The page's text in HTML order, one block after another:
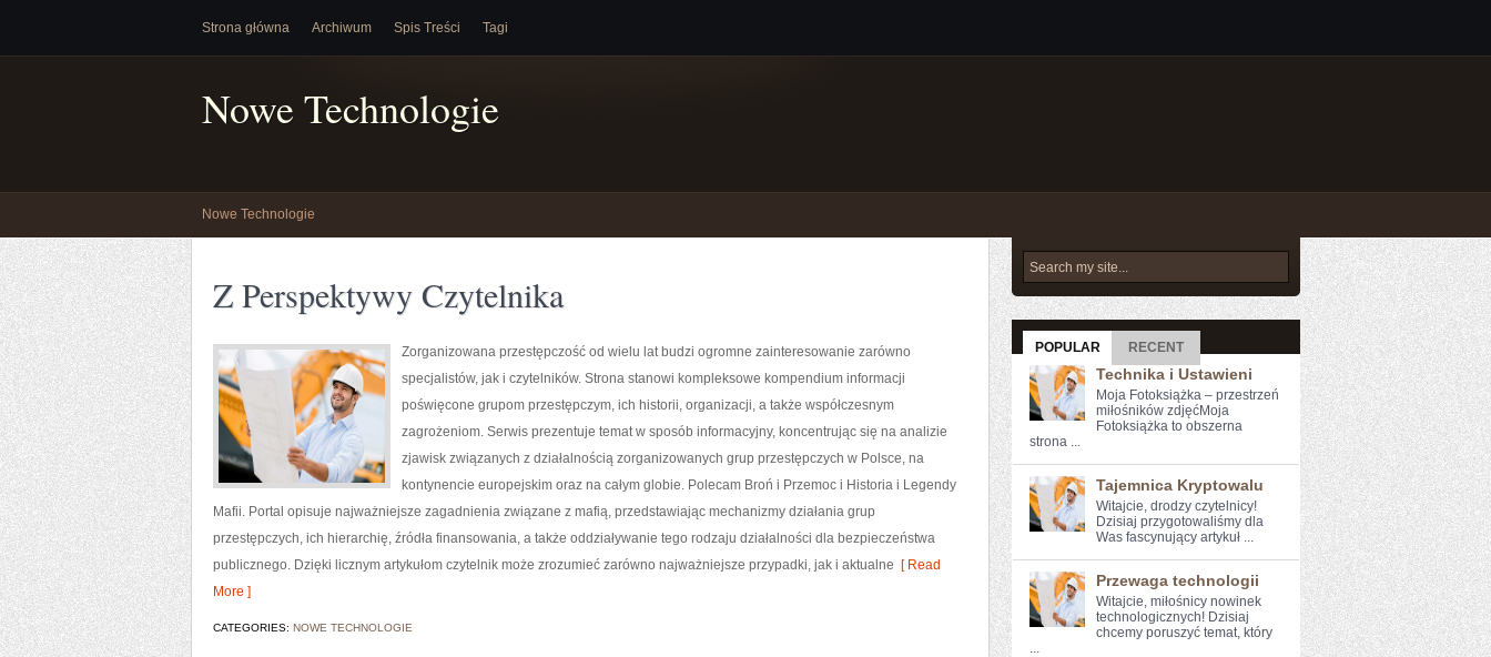
Strona główna Archiwum Spis Treści Tagi
Nowe Technologie
Nowe Technologie
Z Perspektywy Czytelnika
Zorganizowana przestępczość od wielu lat budzi ogromne zainteresowanie zarówno
specjalistów, jak i czytelników. Strona stanowi kompleksowe kompendium informacji
poświęcone grupom przestępczym, ich historii, organizacji, a także współczesnym
zagrożeniom. Serwis prezentuje temat w sposób informacyjny, koncentrując się na analizie
zjawisk związanych z działalnością zorganizowanych grup przestępczych w Polsce, na
kontynencie europejskim oraz na całym globie. Polecam Broń i Przemoc i Historia i Legendy
Mafii. Portal opisuje najważniejsze zagadnienia związane z mafią, przedstawiając mechanizmy działania grup
przestępczych, ich hierarchię, źródła finansowania, a także oddziaływanie tego rodzaju działalności dla bezpieczeństwa
publicznego. Dzięki licznym artykułom czytelnik może zrozumieć zarówno najważniejsze przypadki, jak i aktualne [ Read
More ]
CATEGORIES: NOWE TECHNOLOGIE
POPULAR RECENT
Technika i Ustawieni
Moja Fotoksiążka – przestrzeń
miłośników zdjęćMoja
Fotoksiążka to obszerna
strona ...
Tajemnica Kryptowalu
Witajcie, drodzy czytelnicy!
⁢Dzisiaj przygotowaliśmy ​dla
⁣Was fascynujący artykuł ...
Przewaga technologii
Witajcie, miłośnicy nowinek
technologicznych! Dzisiaj
chcemy poruszyć temat, ⁣który
...